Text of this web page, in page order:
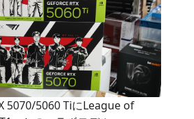
5070/5060 TiにLeague of